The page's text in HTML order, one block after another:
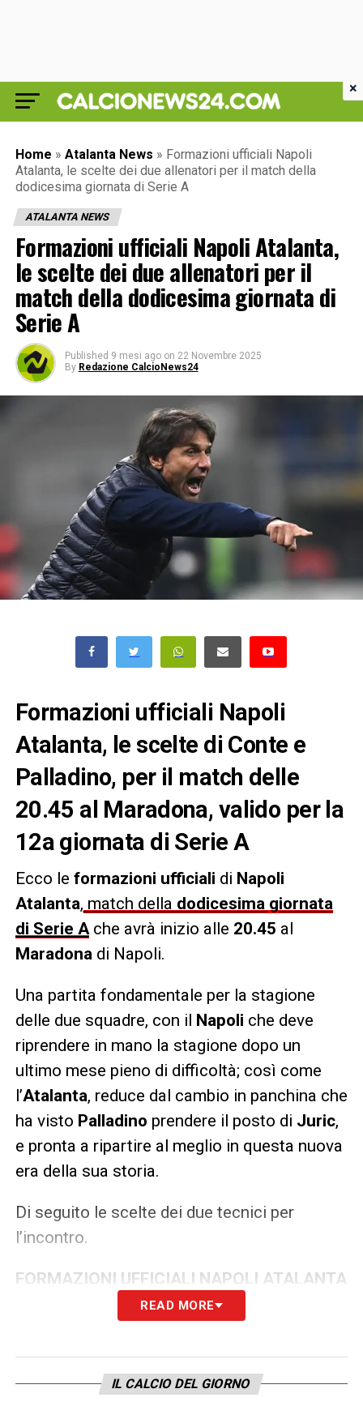
Home » Atalanta News » Formazioni ufficiali Napoli
Atalanta, le scelte dei due allenatori per il match della
dodicesima giornata di Serie A
ATALANTA NEWS
Formazioni ufficiali Napoli Atalanta,
le scelte dei due allenatori per il
match della dodicesima giornata di
Serie A
Published 9 mesi ago on 22 Novembre 2025
By Redazione CalcioNews24
Formazioni ufficiali Napoli
Atalanta, le scelte di Conte e
Palladino, per il match delle
20.45 al Maradona, valido per la
12a giornata di Serie A
Ecco le formazioni ufficiali di Napoli
Atalanta, match della dodicesima giornata
di Serie Ache avrà inizio alle 20.45 al
Maradona di Napoli.
Una partita fondamentale per la stagione
delle due squadre, con il Napoli che deve
riprendere in mano la stagione dopo un
ultimo mese pieno di difficoltà; così come
l’Atalanta, reduce dal cambio in panchina che
ha visto Palladino prendere il posto di Juric,
e pronta a ripartire al meglio in questa nuova
era della sua storia.
Di seguito le scelte dei due tecnici per
l’incontro.
FORMAZIONI UFFICIALI NAPOLI ATALANTA
NAPOLI (3-4-3):Milinkovic-Savic; Beukema,
McTominay, Gutierrez; Lang, Højlund,
A disposizione:Contini, Ferrante,
READ MORE
IL CALCIO DEL GIORNO
×